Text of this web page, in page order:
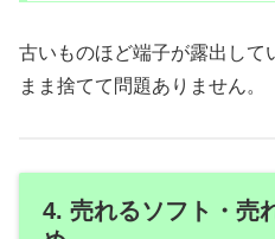
古いものほど端子が露出して
まま捨てて問題ありません。
4. 売れるソフト・売